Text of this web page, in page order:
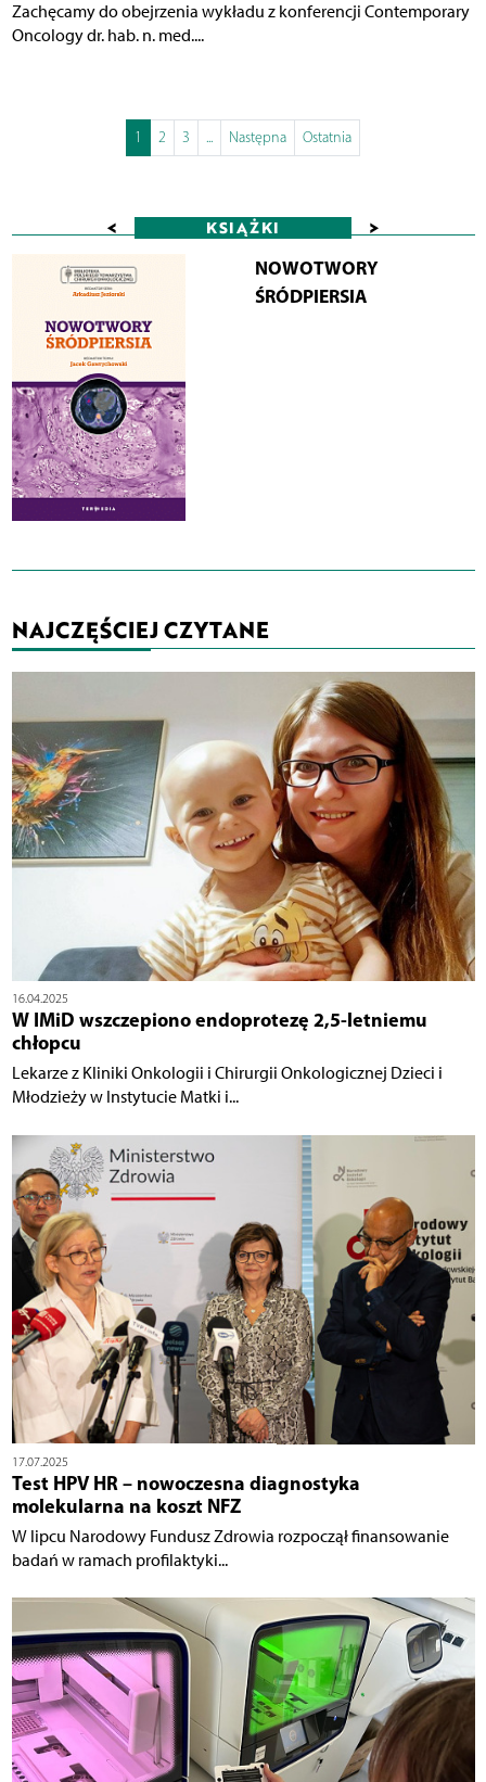
Zachęcamy do obejrzenia wykładu z konferencji Contemporary
Oncology dr. hab. n. med....
1 2 3 ... Następna Ostatnia
< KSIĄŻKI >
NOWOTWORY
ŚRÓDPIERSIA
NAJCZĘŚCIEJ CZYTANE
16.04.2025
W IMiD wszczepiono endoprotezę 2,5-letniemu
chłopcu
Lekarze z Kliniki Onkologii i Chirurgii Onkologicznej Dzieci i
Młodzieży w Instytucie Matki i...
17.07.2025
Test HPV HR – nowoczesna diagnostyka
molekularna na koszt NFZ
W lipcu Narodowy Fundusz Zdrowia rozpoczął finansowanie
badań w ramach profilaktyki...